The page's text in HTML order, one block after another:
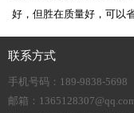
好，但胜在质量好，可以
联系方式
手机号码：189-9838-5698
邮箱：